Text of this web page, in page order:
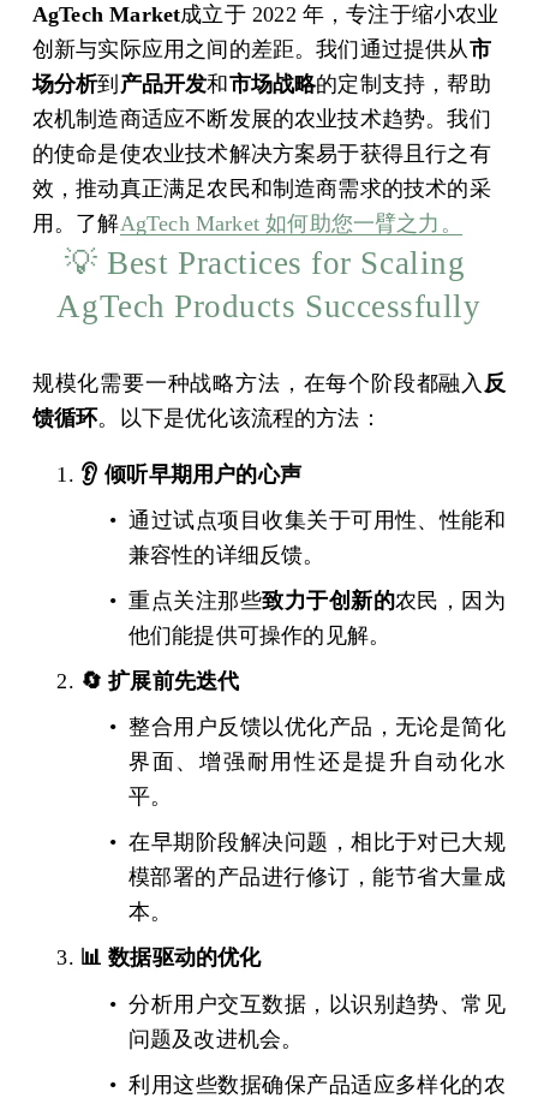
AgTech Market成立于 2022 年，专注于缩小农业
创新与实际应用之间的差距。我们通过提供从市
场分析到 产品开发和市场战略的定制支持，帮助
农机制造商适应不断发展的农业技术趋势。我们
的使命是使农业技术解决方案易于获得且行之有
效，推动真正满足农民和制造商需求的技术的采
用。了解AgTech Market 如何助您一臂之力。
💡 Best Practices for Scaling
AgTech Products Successfully
规模化需要一种战略方法，在每个阶段都融入 反
馈循环。以下是优化该流程的方法：
👂 倾听早期用户的心声
通过试点项目收集关于可用性、性能和
兼容性的详细反馈。
重点关注那些致力于创新的农民，因为
他们能提供可操作的见解。
🔄 扩展前先迭代
整合用户反馈以优化产品，无论是简化
界面、增强耐用性还是提升自动化水
平。
在早期阶段解决问题，相比于对已大规
模部署的产品进行修订，能节省大量成
本。
📊 数据驱动的优化
分析用户交互数据，以识别趋势、常见
问题及改进机会。
利用这些数据确保产品适应多样化的农